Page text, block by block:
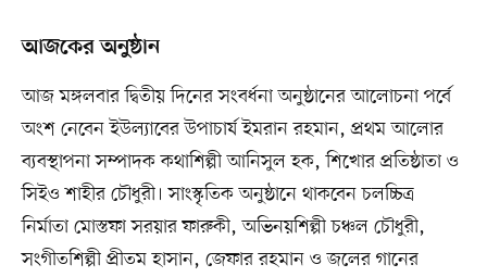
আজকের অনুষ্ঠান
আজ মঙ্গলবার দ্বিতীয় দিনের সংবর্ধনা অনুষ্ঠানের আলোচনা পর্বে
অংশ নেবেন ইউল্যাবের উপাচার্য ইমরান রহমান, প্রথম আলোর
ব্যবস্থাপনা সম্পাদক কথাশিল্পী আনিসুল হক, শিখোর প্রতিষ্ঠাতা ও
সিইও শাহীর চৌধুরী। সাংস্কৃতিক অনুষ্ঠানে থাকবেন চলচ্চিত্র
নির্মাতা মোস্তফা সরয়ার ফারুকী, অভিনয়শিল্পী চঞ্চল চৌধুরী,
সংগীতশিল্পী প্রীতম হাসান, জেফার রহমান ও জলের গানের